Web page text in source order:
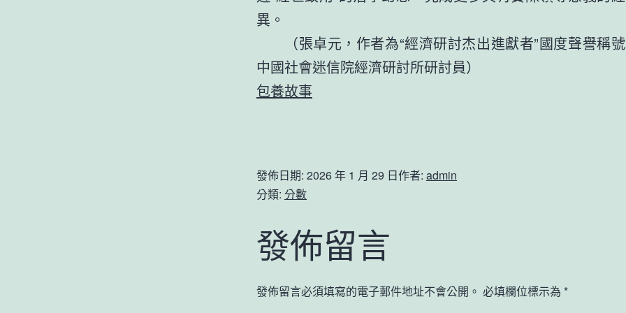
異。
（張卓元， 作者為“經濟研討杰出進獻者”國度聲譽稱
中國社會迷信院經濟研討所研討員）
包養故事
發佈日期: 2026 年 1 月 29 日作者: admin
分類: 分數
發佈留言
發佈留言必須填寫的電子郵件地址不會公開。 必填欄位標示為 *